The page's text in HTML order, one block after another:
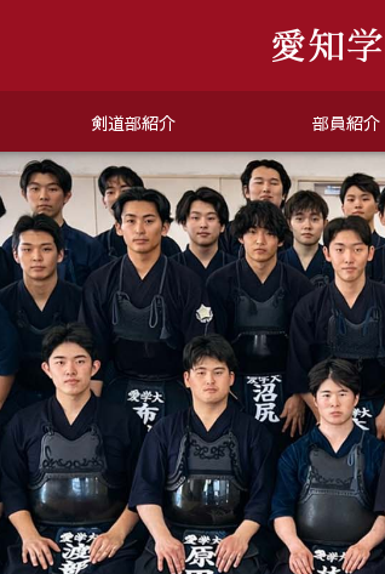
剣道部紹介 部員紹介